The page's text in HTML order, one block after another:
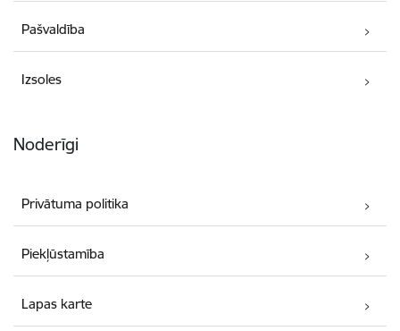
Pašvaldība
Izsoles
Noderīgi
Privātuma politika
Piekļūstamība
Lapas karte